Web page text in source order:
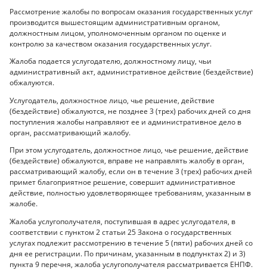
Рассмотрение жалобы по вопросам оказания государственных услуг
производится вышестоящим административным органом,
должностным лицом, уполномоченным органом по оценке и
контролю за качеством оказания государственных услуг.
Жалоба подается услугодателю, должностному лицу, чьи
административный акт, административное действие (бездействие)
обжалуются.
Услугодатель, должностное лицо, чье решение, действие
(бездействие) обжалуются, не позднее 3 (трех) рабочих дней со дня
поступления жалобы направляют ее и административное дело в
орган, рассматривающий жалобу.
При этом услугодатель, должностное лицо, чье решение, действие
(бездействие) обжалуются, вправе не направлять жалобу в орган,
рассматривающий жалобу, если он в течение 3 (трех) рабочих дней
примет благоприятное решение, совершит административное
действие, полностью удовлетворяющее требованиям, указанным в
жалобе.
Жалоба услугополучателя, поступившая в адрес услугодателя, в
соответствии с пунктом 2 статьи 25 Закона о государственных
услугах подлежит рассмотрению в течение 5 (пяти) рабочих дней со
дня ее регистрации. По причинам, указанным в подпунктах 2) и 3)
пункта 9 перечня, жалоба услугополучателя рассматривается ЕНПФ.